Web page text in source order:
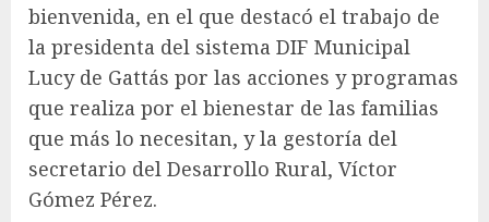
bienvenida, en el que destacó el trabajo de
la presidenta del sistema DIF Municipal
Lucy de Gattás por las acciones y programas
que realiza por el bienestar de las familias
que más lo necesitan, y la gestoría del
secretario del Desarrollo Rural, Víctor
Gómez Pérez.